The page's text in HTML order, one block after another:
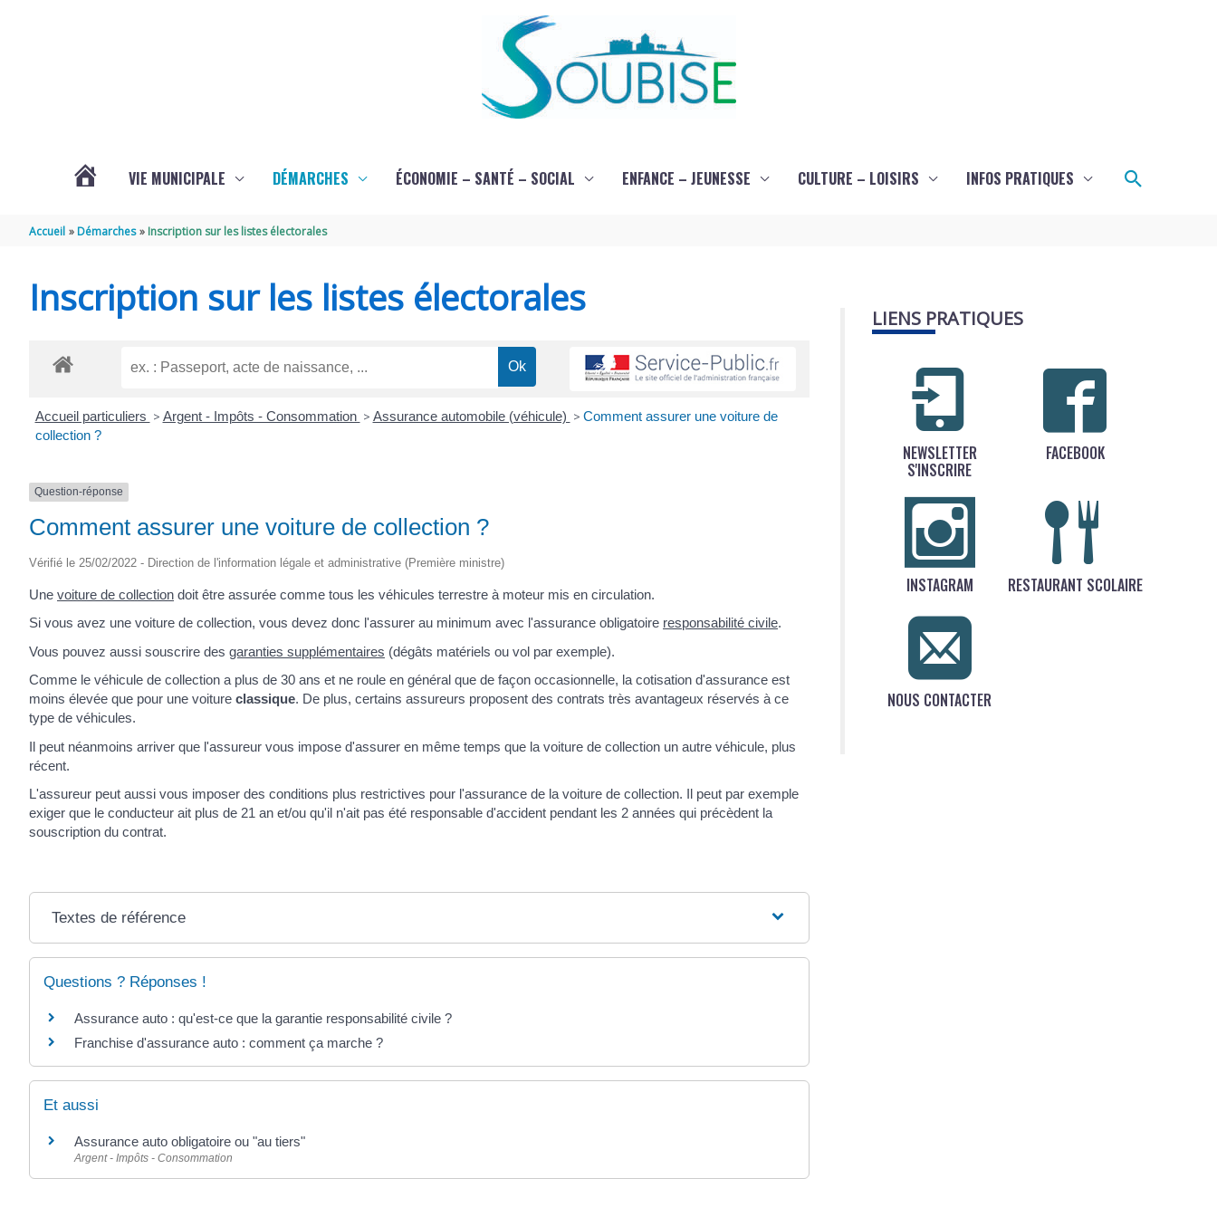
SOUBISE
VIE MUNICIPALE DÉMARCHES ÉCONOMIE – SANTÉ – SOCIAL ENFANCE – JEUNESSE CULTURE – LOISIRS INFOS PRATIQUES
Accueil Démarches Inscription sur les listes électorales
Inscription sur les listes électorales
Accueil particuliers > Argent - Impôts - Consommation > Assurance automobile (véhicule) > Comment assurer une voiture de
collection ?
Question-réponse
Comment assurer une voiture de collection ?
Vérifié le 25/02/2022 - Direction de l'information légale et administrative (Première ministre)
Une voiture de collection doit être assurée comme tous les véhicules terrestre à moteur mis en circulation.
Si vous avez une voiture de collection, vous devez donc l'assurer au minimum avec l'assurance obligatoire responsabilité civile.
Vous pouvez aussi souscrire des garanties supplémentaires (dégâts matériels ou vol par exemple).
Comme le véhicule de collection a plus de 30 ans et ne roule en général que de façon occasionnelle, la cotisation d'assurance est
moins élevée que pour une voiture classique. De plus, certains assureurs proposent des contrats très avantageux réservés à ce
type de véhicules.
Il peut néanmoins arriver que l'assureur vous impose d'assurer en même temps que la voiture de collection un autre véhicule, plus
récent.
L'assureur peut aussi vous imposer des conditions plus restrictives pour l'assurance de la voiture de collection. Il peut par exemple
exiger que le conducteur ait plus de 21 an et/ou qu'il n'ait pas été responsable d'accident pendant les 2 années qui précèdent la
souscription du contrat.
Textes de référence
Questions ? Réponses !
Assurance auto : qu'est-ce que la garantie responsabilité civile ?
Franchise d'assurance auto : comment ça marche ?
Et aussi
Assurance auto obligatoire ou "au tiers"
Argent - Impôts - Consommation
LIENS PRATIQUES
NEWSLETTER
S'INSCRIRE
FACEBOOK
INSTAGRAM RESTAURANT SCOLAIRE
NOUS CONTACTER